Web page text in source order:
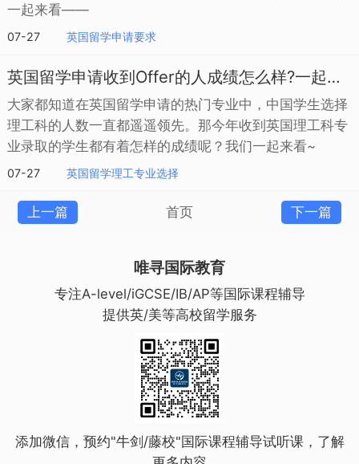
一起来看——
07-27 英国留学申请要求
英国留学申请收到Offer的人成绩怎么样?一起来看
大家都知道在英国留学申请的热门专业中，中国学生选择
理工科的人数一直都遥遥领先。那今年收到英国理工科专
业录取的学生都有着怎样的成绩呢？我们一起来看~
07-27 英国留学理工专业选择
上一篇 首页 下一篇
唯寻国际教育
专注A-level/iGCSE/IB/AP等国际课程辅导
提供英/美等高校留学服务
添加微信，预约"牛剑/藤校"国际课程辅导试听课，了解